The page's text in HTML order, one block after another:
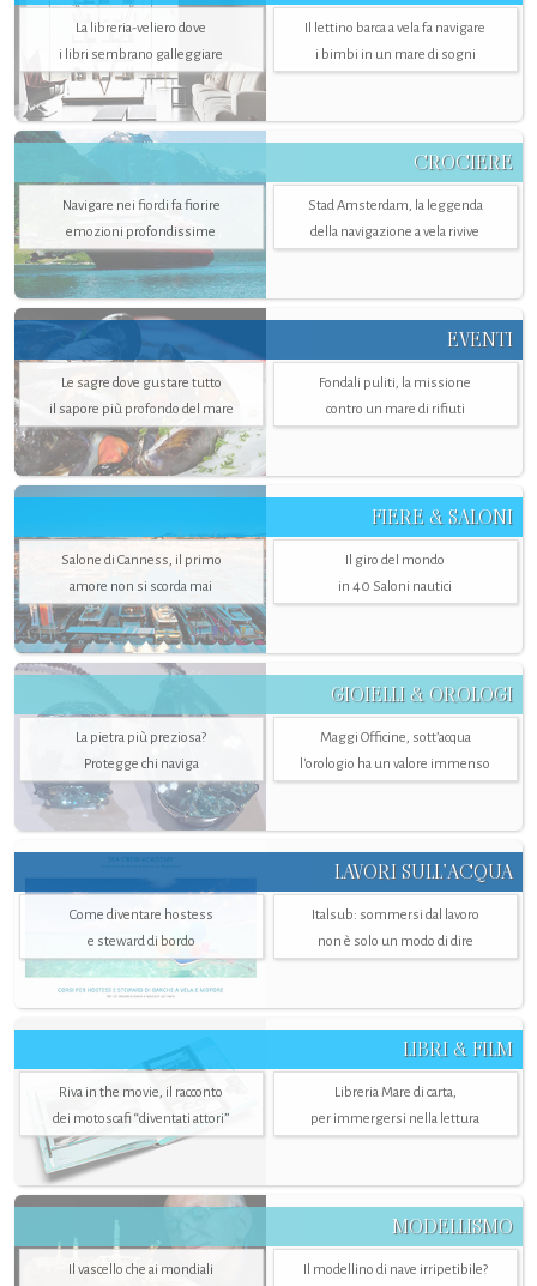
La libreria-veliero dove
i libri sembrano galleggiare
Il lettino barca a vela fa navigare
i bimbi in un mare di sogni
CROCIERE
Navigare nei fiordi fa fiorire
emozioni profondissime
Stad Amsterdam, la leggenda
della navigazione a vela rivive
EVENTI
Le sagre dove gustare tutto
il sapore più profondo del mare
Fondali puliti, la missione
contro un mare di rifiuti
FIERE & SALONI
Salone di Canness, il primo
amore non si scorda mai
Il giro del mondo
in 40 Saloni nautici
GIOIELLI & OROLOGI
La pietra più preziosa?
Protegge chi naviga
Maggi Officine, sott’acqua
l'orologio ha un valore immenso
LAVORI SULL’ACQUA
Come diventare hostess
e steward di bordo
Italsub: sommersi dal lavoro
non è solo un modo di dire
LIBRI & FILM
Riva in the movie, il racconto
dei motoscafi “diventati attori”
Libreria Mare di carta,
per immergersi nella lettura
MODELLISMO
Il vascello che ai mondiali
Il modellino di nave irripetibile?